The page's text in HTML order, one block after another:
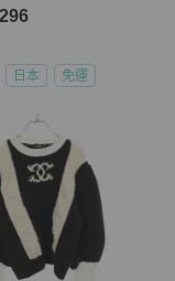
日本 免運